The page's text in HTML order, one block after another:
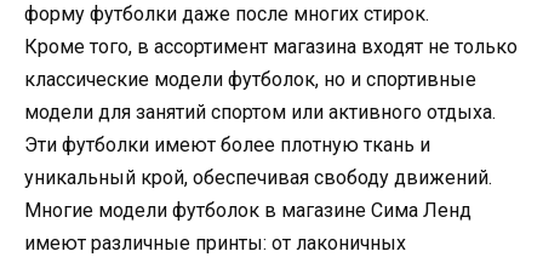
форму футболки даже после многих стирок.
Кроме того, в ассортимент магазина входят не только
классические модели футболок, но и спортивные
модели для занятий спортом или активного отдыха.
Эти футболки имеют более плотную ткань и
уникальный крой, обеспечивая свободу движений.
Многие модели футболок в магазине Сима Ленд
имеют различные принты: от лаконичных